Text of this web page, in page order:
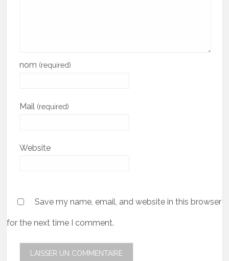
nom (required)
Mail (required)
Website
Save my name, email, and website in this browser
for the next time I comment.